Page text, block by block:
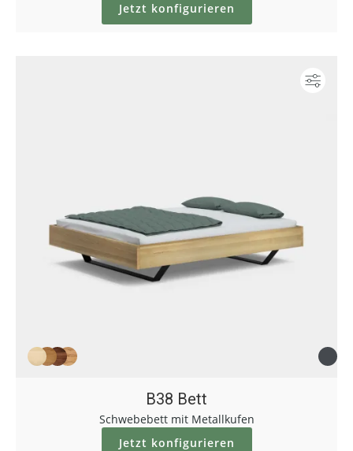
Jetzt konfigurieren
B38 Bett
Schwebebett mit Metallkufen
Jetzt konfigurieren